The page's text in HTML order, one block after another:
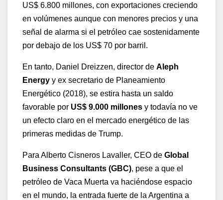
US$ 6.800 millones, con exportaciones creciendo
en volúmenes aunque con menores precios y una
señal de alarma si el petróleo cae sostenidamente
por debajo de los US$ 70 por barril.
En tanto, Daniel Dreizzen, director de Aleph
Energy y ex secretario de Planeamiento
Energético (2018), se estira hasta un saldo
favorable por US$ 9.000 millones y todavía no ve
un efecto claro en el mercado energético de las
primeras medidas de Trump.
Para Alberto Cisneros Lavaller, CEO de Global
Business Consultants (GBC), pese a que el
petróleo de Vaca Muerta va haciéndose espacio
en el mundo, la entrada fuerte de la Argentina a